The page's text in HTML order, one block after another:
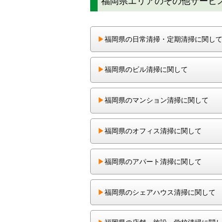
▶︎福岡県の日常清掃・定期清掃に関し
▶︎福岡県のビル清掃に関して
▶︎福岡県のマンション清掃に関して
▶︎福岡県のオフィス清掃に関して
▶︎福岡県のアパート清掃に関して
▶︎福岡県のシェアハウス清掃に関して